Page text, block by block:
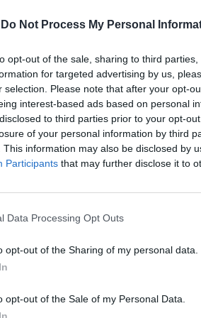
Do Not Process My Personal
opt-out of the sale, sharing to third
for targeted advertising by us,
selection. Please note that after your opt-
interest-based ads based on personal
to third parties prior to your opt-
of your personal information by third
This information may also be disclosed by
Participants that may further disclose it to
Data Processing Opt Outs
opt-out of the Sharing of my personal data.
opt-out of the Sale of my Personal Data.
l'ex sindaco di Pavia - da
che andrei molto cauto.
che non dobbiamo
non siano rassicuranti, oggi
è quella di due anni e mezzo
questo ponte gli italiani se lo
la normalità, quindi evviva. Ma
cui per esempio immagino di
in ospedale è un’altra cosa che
corsie si andava con la